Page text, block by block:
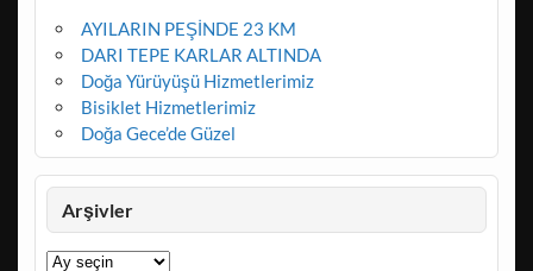
AYILARIN PEŞİNDE 23 KM
DARI TEPE KARLAR ALTINDA
Doğa Yürüyüşü Hizmetlerimiz
Bisiklet Hizmetlerimiz
Doğa Gece’de Güzel
Arşivler
Arşivler